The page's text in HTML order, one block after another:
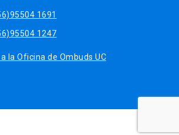
1691
1247
a la Oficina de Ombuds UC